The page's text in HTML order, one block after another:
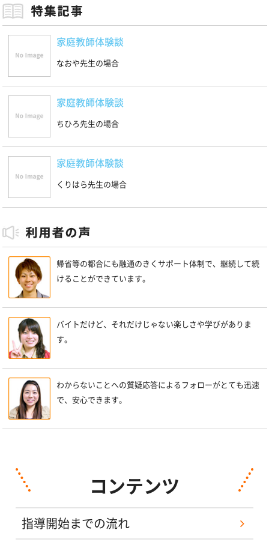
家庭教師体験談
なおや先生の場合
家庭教師体験談
ちひろ先生の場合
家庭教師体験談
くりはら先生の場合
帰省等の都合にも融通のきくサポート体制で、継続して続
けることができています。
バイトだけど、それだけじゃない楽しさや学びがありま
す。
わからないことへの質疑応答によるフォローがとても迅速
で、安心できます。
コンテンツ
指導開始までの流れ